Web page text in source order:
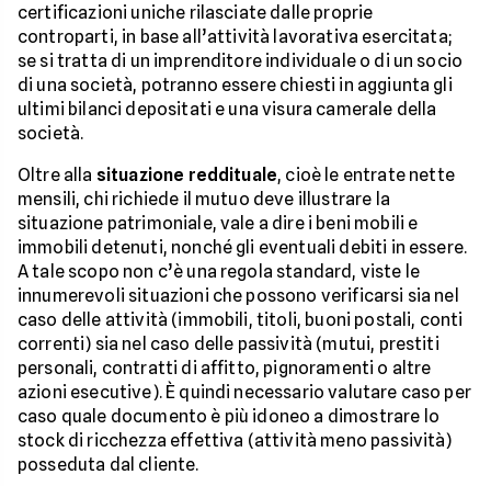
certificazioni uniche rilasciate dalle proprie
controparti, in base all’attività lavorativa esercitata;
se si tratta di un imprenditore individuale o di un socio
di una società, potranno essere chiesti in aggiunta gli
ultimi bilanci depositati e una visura camerale della
società.
Oltre alla situazione reddituale, cioè le entrate nette
mensili, chi richiede il mutuo deve illustrare la
situazione patrimoniale, vale a dire i beni mobili e
immobili detenuti, nonché gli eventuali debiti in essere.
A tale scopo non c’è una regola standard, viste le
innumerevoli situazioni che possono verificarsi sia nel
caso delle attività (immobili, titoli, buoni postali, conti
correnti) sia nel caso delle passività (mutui, prestiti
personali, contratti di affitto, pignoramenti o altre
azioni esecutive). È quindi necessario valutare caso per
caso quale documento è più idoneo a dimostrare lo
stock di ricchezza effettiva (attività meno passività)
posseduta dal cliente.